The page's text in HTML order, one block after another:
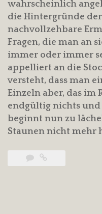
wahrscheinlich
die Hintergründe
nachvollzehbare
Fragen, die man an
immer oder immer
appelliert an die
versteht, dass man
Einzeln aber, das im
endgültig nichts und
beginnt nun zu
Staunen nicht mehr